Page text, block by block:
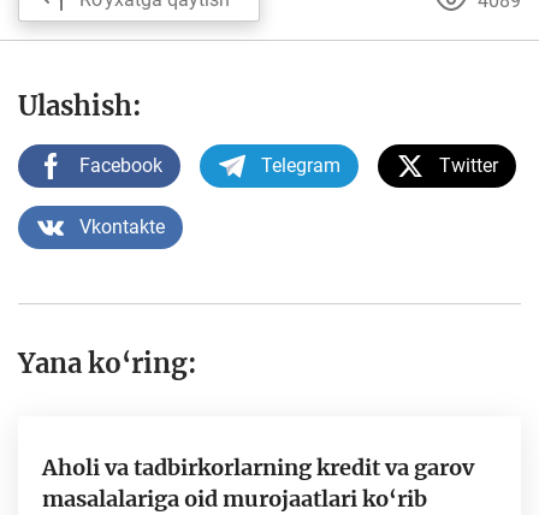
Ulashish:
Facebook Telegram Twitter
Vkontakte
Yana ko‘ring:
Aholi va tadbirkorlarning kredit va garov
masalalariga oid murojaatlari ko‘rib